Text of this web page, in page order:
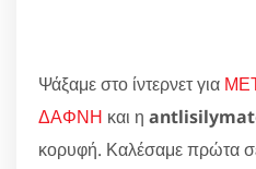
Ψάξαμε στο ίντερνετ για
ΔΑΦΝΗ και η
κορυφή. Καλέσαμε πρώτα σε